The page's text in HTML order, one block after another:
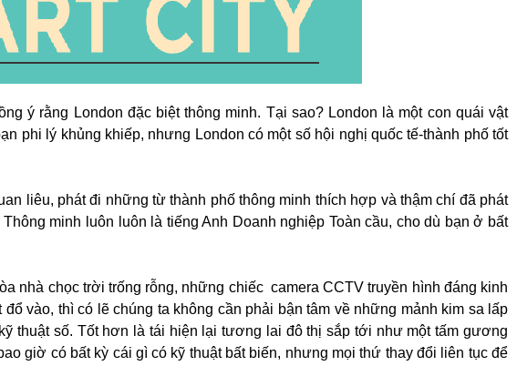
ý rằng London đặc biệt thông minh. Tại sao? London là một con quái vật
phi lý khủng khiếp, nhưng London có một số hội nghị quốc tế-thành phố tốt
liêu, phát đi những từ thành phố thông minh thích hợp và thậm chí đã phát
minh luôn luôn là tiếng Anh Doanh nghiệp Toàn cầu, cho dù bạn ở bất
nhà chọc trời trống rỗng, những chiếc camera CCTV truyền hình đáng kinh
vào, thì có lẽ chúng ta không cần phải bận tâm về những mảnh kim sa lấp
thuật số. Tốt hơn là tái hiện lại tương lai đô thị sắp tới như một tấm gương
giờ có bất kỳ cái gì có kỹ thuật bất biến, nhưng mọi thứ thay đổi liên tục để